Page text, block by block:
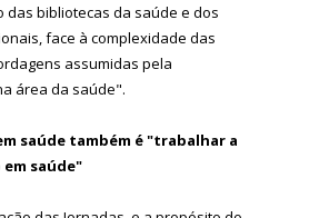
das bibliotecas da saúde e dos
face à complexidade das
assumidas pela
área da saúde".
saúde também é "trabalhar a
saúde"